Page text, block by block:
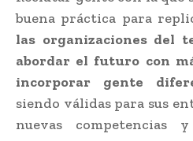
buena práctica para
las organizaciones del
abordar el futuro con
incorporar gente
siendo válidas para sus
nuevas competencias